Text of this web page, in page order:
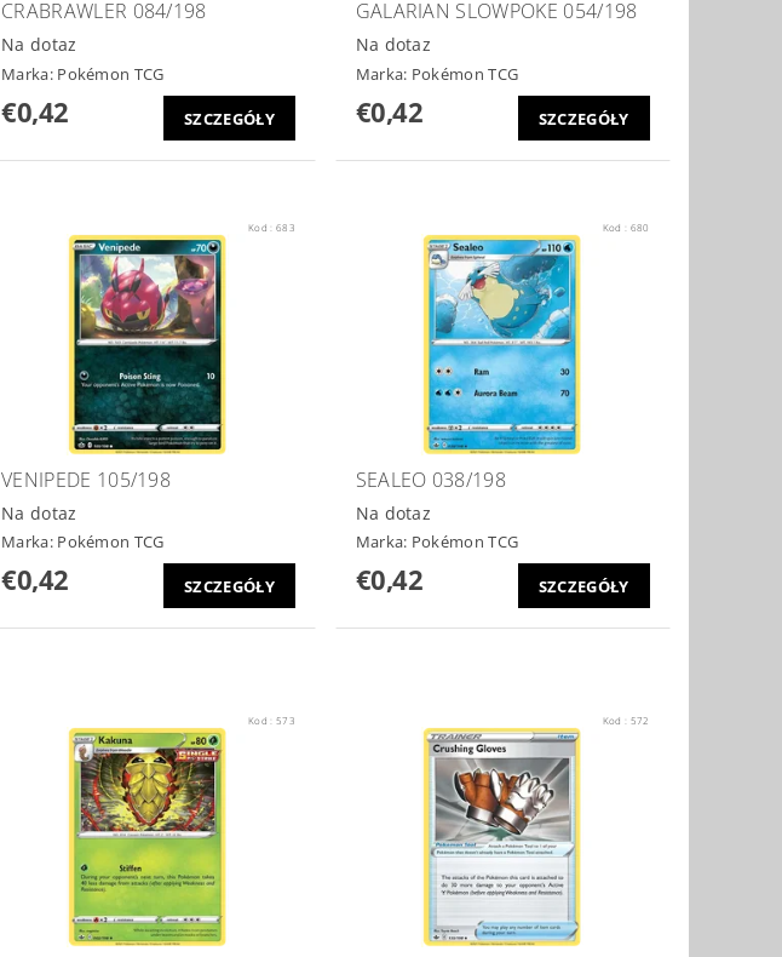
CRABRAWLER 084/198
Na dotaz
Marka: Pokémon TCG
€0,42 SZCZEGÓŁY
GALARIAN SLOWPOKE 054/198
Na dotaz
Marka: Pokémon TCG
€0,42 SZCZEGÓŁY
Kod :683
VENIPEDE 105/198
Na dotaz
Marka: Pokémon TCG
€0,42 SZCZEGÓŁY
Kod : 680
SEALEO 038/198
Na dotaz
Marka: Pokémon TCG
€0,42 SZCZEGÓŁY
Kod :573 Kod : 572